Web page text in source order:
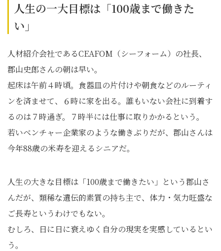
人生の一大目標は「100歳まで働きた
い」
人材紹介会社であるCEAFOM（シーフォーム）の社長、
郡山史郎さんの朝は早い。
起床は午前４時頃。食器皿の片付けや朝食などのルーティ
ンを済ませて、６時に家を出る。誰もいない会社に到着す
るのは７時過ぎ。７時半には仕事に取りかかるという。
若いベンチャー企業家のような働きぶりだが、郡山さんは
今年88歳の米寿を迎えるシニアだ。
人生の大きな目標は「100歳まで働きたい」という郡山さ
んだが、類稀な遺伝的素質の持ち主で、体力・気力旺盛な
ご長寿というわけでもない。
むしろ、日に日に衰えゆく自分の現実を実感しているとい
う。